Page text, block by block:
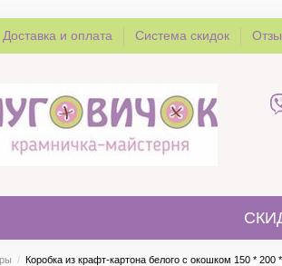
Доставка и оплата Система скидок
Коробка из крафт-картона белого с окошком 150 *